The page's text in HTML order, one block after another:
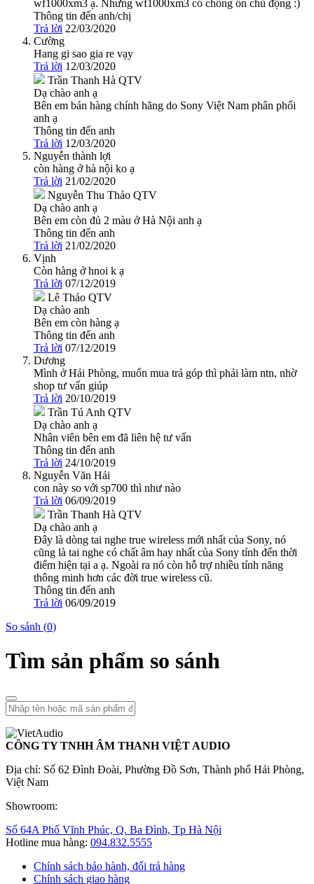
wf1000xm3 ạ. Nhưng wf1000xm3 có chống ồn chủ động :)
Thông tin đến anh/chị
Trả lời 22/03/2020
Cường
Hang gi sao gia re vạy
Trả lời 12/03/2020
Trần Thanh Hà QTV
Dạ chào anh ạ
Bên em bán hàng chính hãng do Sony Việt Nam phân phối
anh ạ
Thông tin đến anh
Trả lời 12/03/2020
Nguyễn thành lợi
còn hàng ở hà nội ko ạ
Trả lời 21/02/2020
Nguyễn Thu Thảo QTV
Dạ chào anh ạ
Bên em còn đủ 2 màu ở Hà Nội anh ạ
Thông tin đến anh
Trả lời 21/02/2020
Vịnh
Còn hàng ở hnoi k ạ
Trả lời 07/12/2019
Lê Thảo QTV
Dạ chào anh
Bên em còn hàng ạ
Thông tin đến anh
Trả lời 07/12/2019
Dương
Mình ở Hải Phòng, muốn mua trả góp thì phải làm ntn, nhờ
shop tư vấn giúp
Trả lời 20/10/2019
Trần Tú Anh QTV
Dạ chào anh ạ
Nhân viên bên em đã liên hệ tư vấn
Thông tin đến anh
Trả lời 24/10/2019
Nguyễn Văn Hải
con này so với sp700 thì như nào
Trả lời 06/09/2019
Trần Thanh Hà QTV
Dạ chào anh ạ
Đây là dòng tai nghe true wireless mới nhất của Sony, nó
cũng là tai nghe có chất âm hay nhất của Sony tính đến thời
điểm hiện tại a ạ. Ngoài ra nó còn hỗ trợ nhiều tính năng
thông minh hơn các đời true wireless cũ.
Thông tin đến anh
Trả lời 06/09/2019
So sánh (0)
Tìm sản phẩm so sánh
CÔNG TY TNHH ÂM THANH VIỆT AUDIO
Địa chỉ: Số 62 Đình Đoài, Phường Đồ Sơn, Thành phố Hải Phòng,
Việt Nam
Showroom:
Số 64A Phố Vĩnh Phúc, Q. Ba Đình, Tp Hà Nội
Hotline mua hàng: 094.832.5555
Chính sách bảo hành, đổi trả hàng
Chính sách giao hàng